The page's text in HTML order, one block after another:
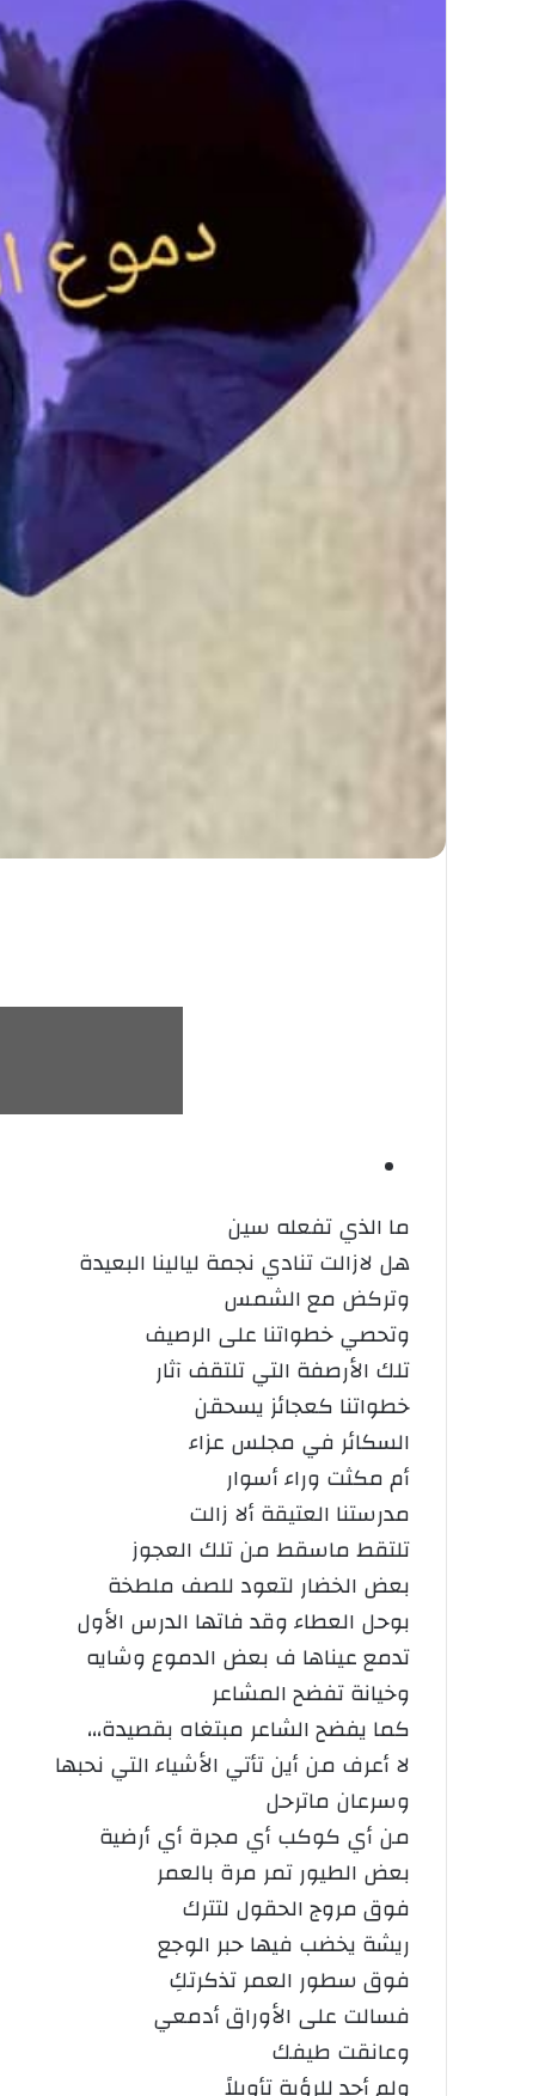
ما الذي تفعله سين
هل لازالت تنادي نجمة ليالينا البعيدة
وتركض مع الشمس
وتحصي خطواتنا على الرصيف
تلك الأرصفة التي تلتقف آثار
خطواتنا كعجائز يسحقن
السكائر في مجلس عزاء
أم مكثت وراء أسوار
مدرستنا العتيقة ألا زالت
تلتقط ماسقط من تلك العجوز
بعض الخضار لتعود للصف ملطخة
بوحل العطاء وقد فاتها الدرس الأول
تدمع عيناها ف بعض الدموع وشايه
وخيانة تفضح المشاعر
كما يفضح الشاعر مبتغاه بقصيدة،،،
لا أعرف من أين تأتي الأشياء التي نحبها
وسرعان ماترحل
من أي كوكب أي مجرة أي أرضية
بعض الطيور تمر مرة بالعمر
فوق مروج الحقول لتترك
ريشة يخضب فيها حبر الوجع
فوق سطور العمر تذكرتكِ
فسالت على الأوراق أدمعي
وعانقت طيفك